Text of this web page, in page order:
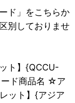
ド」をこちらか
別しておりませ
ト】{QCCU-
ード商品名 ☆ア
ット】{アジア